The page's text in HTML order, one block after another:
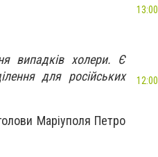
випадків холери. Є
для російських
Маріуполя Петро
13:00
12:00